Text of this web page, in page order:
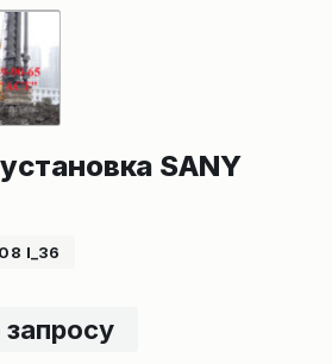
SANY
I_36